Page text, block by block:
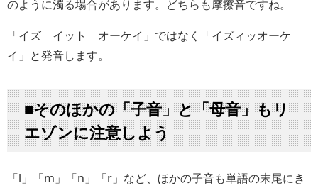
のように濁る場合があります。どちらも摩擦音ですね。
「イズ イット オーケイ」ではなく「イズィッオーケ
イ」と発音します。
■そのほかの「子音」と「母音」もリ
エゾンに注意しよう
「l」「m」「n」「r」など、ほかの子音も単語の末尾にき